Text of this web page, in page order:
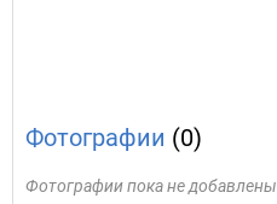
Фотографии (0)
Фотографии пока не добавлены